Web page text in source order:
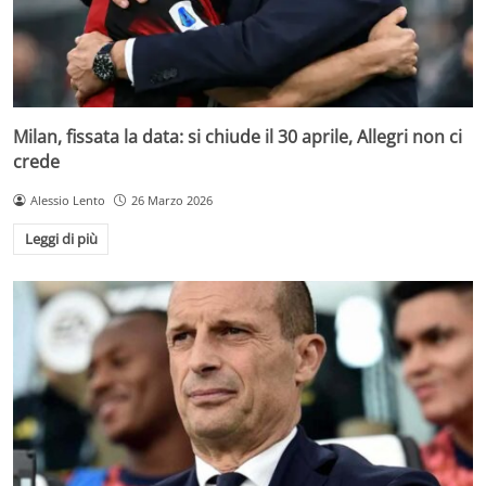
Milan, fissata la data: si chiude il 30 aprile, Allegri non ci
crede
Alessio Lento 26 Marzo 2026
Leggi di più